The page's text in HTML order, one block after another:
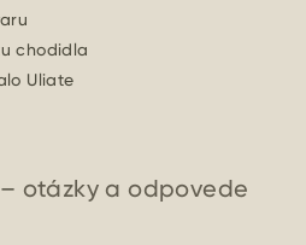
chodidla
Uliate
otázky a odpovede